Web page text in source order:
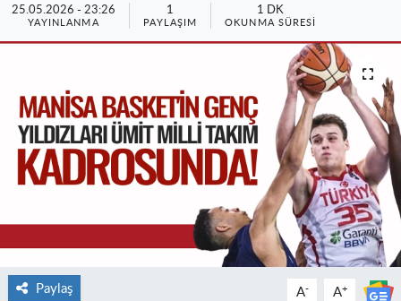
25.05.2026 - 23:26
YAYINLANMA
1
PAYLAŞIM
1 DK
OKUNMA SÜRESI
Paylaş A- A+